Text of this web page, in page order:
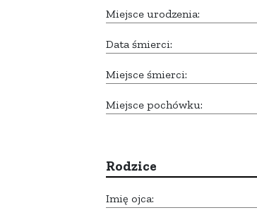
Miejsce urodzenia:
Data śmierci:
Miejsce śmierci:
Miejsce pochówku:
Rodzice
Imię ojca: